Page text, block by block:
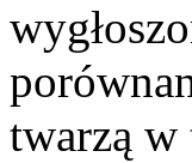
twarzą w